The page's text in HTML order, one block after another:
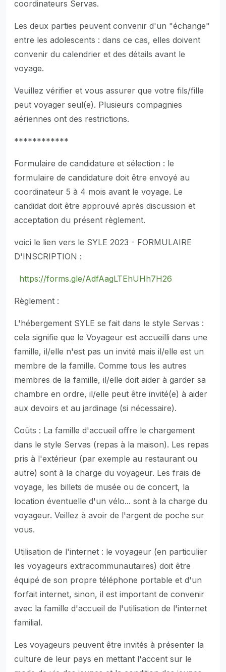
coordinateurs Servas.
Les deux parties peuvent convenir d'un "échange"
entre les adolescents : dans ce cas, elles doivent
convenir du calendrier et des détails avant le
voyage.
Veuillez vérifier et vous assurer que votre fils/fille
peut voyager seul(e). Plusieurs compagnies
aériennes ont des restrictions.
************
Formulaire de candidature et sélection : le
formulaire de candidature doit être envoyé au
coordinateur 5 à 4 mois avant le voyage. Le
candidat doit être approuvé après discussion et
acceptation du présent règlement.
voici le lien vers le SYLE 2023 - FORMULAIRE
D'INSCRIPTION :
https://forms.gle/AdfAagLTEhUHh7H26
Règlement :
L'hébergement SYLE se fait dans le style Servas :
cela signifie que le Voyageur est accueilli dans une
famille, il/elle n'est pas un invité mais il/elle est un
membre de la famille. Comme tous les autres
membres de la famille, il/elle doit aider à garder sa
chambre en ordre, il/elle peut être invité(e) à aider
aux devoirs et au jardinage (si nécessaire).
Coûts : La famille d'accueil offre le chargement
dans le style Servas (repas à la maison). Les repas
pris à l'extérieur (par exemple au restaurant ou
autre) sont à la charge du voyageur. Les frais de
voyage, les billets de musée ou de concert, la
location éventuelle d'un vélo... sont à la charge du
voyageur. Veillez à avoir de l'argent de poche sur
vous.
Utilisation de l'internet : le voyageur (en particulier
les voyageurs extracommunautaires) doit être
équipé de son propre téléphone portable et d'un
forfait internet, sinon, il est important de convenir
avec la famille d'accueil de l'utilisation de l'internet
familial.
Les voyageurs peuvent être invités à présenter la
culture de leur pays en mettant l'accent sur le